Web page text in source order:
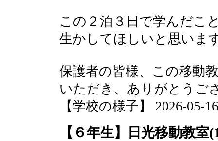
この２泊３日で学んだこ
生かしてほしいと思いま
保護者の皆様、この移動
いただき、ありがとうご
【学校の様子】 2026-05-
【６年生】日光移動教室